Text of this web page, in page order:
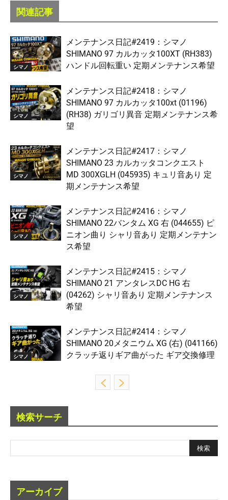
関連記事
シマノ
メンテナンス日記#2419：シマノ
SHIMANO 97 カルカッタ100XT (RH383)
ハンドル回転重い 定期メンテナンス希望
シマノ
メンテナンス日記#2418：シマノ
SHIMANO 97 カルカッタ100xt (01196)
(RH38) ガリゴリ異音 定期メンテナンス希
望
シマノ
メンテナンス日記#2417：シマノ
SHIMANO 23 カルカッタコンクエスト
MD 300XGLH (045935) キュリ音あり 定
期メンテナンス希望
シマノ
メンテナンス日記#2416：シマノ
SHIMANO 22バンタム XG 右 (044655) ピ
ニオン曲り シャリ音あり 定期メンテナン
ス希望
シマノ
メンテナンス日記#2415：シマノ
SHIMANO 21 アンタレスDC HG 右
(04262) シャリ音あり 定期メンテナンス
希望
シマノ
メンテナンス日記#2414：シマノ
SHIMANO 20メタニウム XG (右) (041166)
クラッチ返りギア曲がった ギア交換修理
検索サーチ
アーカイブ